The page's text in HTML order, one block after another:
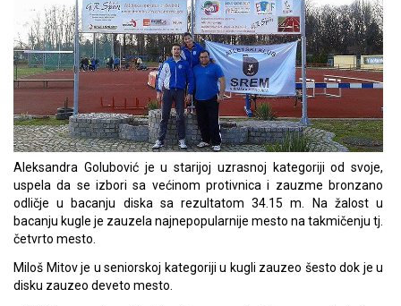
Aleksandra Golubović je u starijoj uzrasnoj kategoriji od svoje,
uspela da se izbori sa većinom protivnica i zauzme bronzano
odličje u bacanju diska sa rezultatom 34.15 m. Na žalost u
bacanju kugle je zauzela najnepopularnije mesto na takmičenju tj.
četvrto mesto.
Miloš Mitov je u seniorskoj kategoriji u kugli zauzeo šesto dok je u
disku zauzeo deveto mesto.